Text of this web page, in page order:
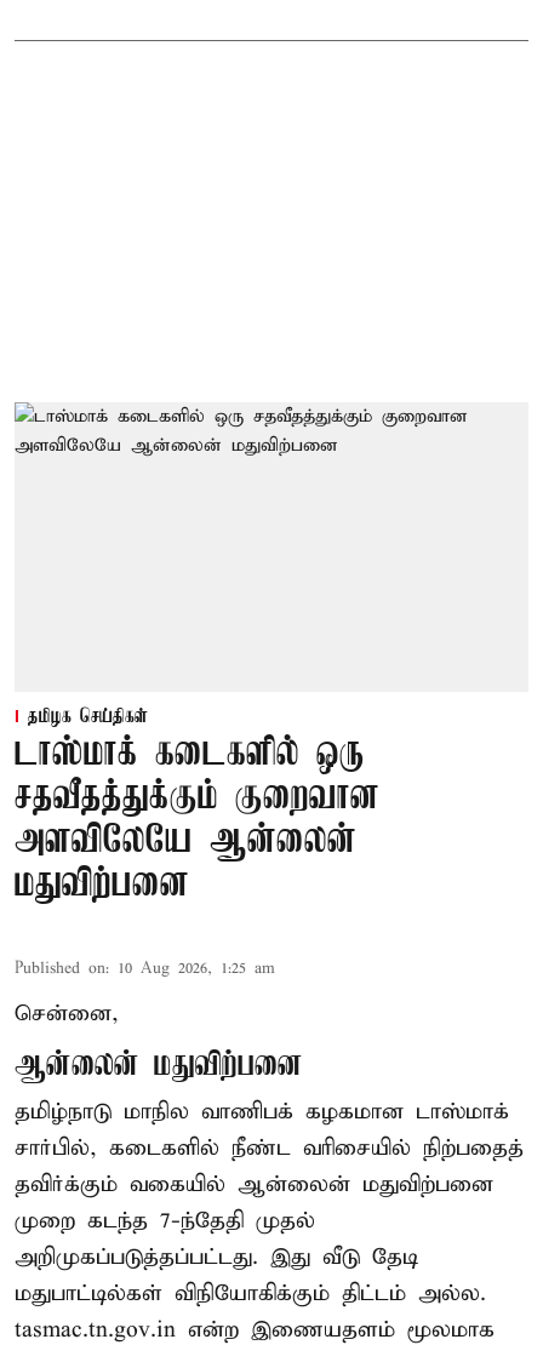
தமிழக செய்திகள்
டாஸ்மாக் கடைகளில் ஒரு
சதவீதத்துக்கும் குறைவான
அளவிலேயே ஆன்லைன்
மதுவிற்பனை
Published on: 10 Aug 2026, 1:25 am
சென்னை,
ஆன்லைன் மதுவிற்பனை
தமிழ்நாடு மாநில வாணிபக் கழகமான டாஸ்மாக்
சார்பில், கடைகளில் நீண்ட வரிசையில் நிற்பதைத்
தவிர்க்கும் வகையில் ஆன்லைன் மதுவிற்பனை
முறை கடந்த 7-ந்தேதி முதல்
அறிமுகப்படுத்தப்பட்டது. இது வீடு தேடி
மதுபாட்டில்கள் விநியோகிக்கும் திட்டம் அல்ல.
tasmac.tn.gov.in என்ற இணையதளம் மூலமாக